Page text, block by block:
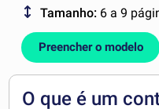
FAQ
MINHA CONTA
Tamanho: 6 a 9
Preencher o modelo
O que é um